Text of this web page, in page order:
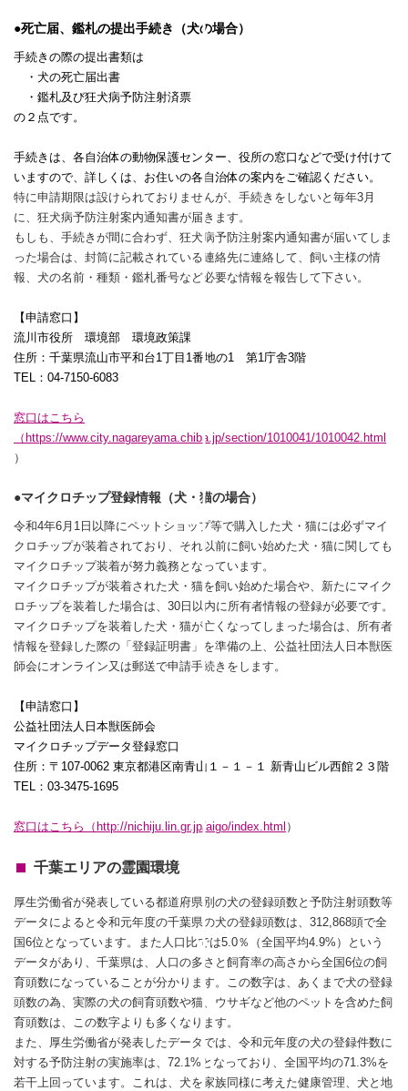
●死亡届、鑑札の提出手続き（犬の場合）
手続きの際の提出書類は
・犬の死亡届出書
・鑑札及び狂犬病予防注射済票
の２点です。
手続きは、各自治体の動物保護センター、役所の窓口などで受け付けて
いますので、詳しくは、お住いの各自治体の案内をご確認ください。
特に申請期限は設けられておりませんが、手続きをしないと毎年3月
に、狂犬病予防注射案内通知書が届きます。
もしも、手続きが間に合わず、狂犬病予防注射案内通知書が届いてしま
った場合は、封筒に記載されている連絡先に連絡して、飼い主様の情
報、犬の名前・種類・鑑札番号など必要な情報を報告して下さい。
【申請窓口】
流川市役所 環境部 環境政策課
住所：千葉県流山市平和台1丁目1番地の1 第1庁舎3階
TEL ： 04-7150-6083
窓口はこちら
（ https://www.city.nagareyama.chiba.jp/section/1010041/1010042.html
）
●マイクロチップ登録情報（犬・猫の場合）
令和4年6月 1 日以降にペットショップ等で購入した犬・猫には必ずマイ
クロチップが装着されており、それ以前に飼い始めた犬・猫に関しても
マイクロチップ装着が努力義務となっています。
マイクロチップが装着された犬・猫を飼い始めた場合や、新たにマイク
ロチップを装着した場合は、 30 日以内に所有者情報の登録が必要です。
マイクロチップを装着した犬・猫が亡くなってしまった場合は、所有者
情報を登録した際の「登録証明書」を準備の上、公益社団法人日本獣医
師会にオンライン又は郵送で申請手続きをします。
【申請窓口】
公益社団法人日本獣医師会
マイクロチップデータ登録窓口
住所：〒 107-0062 東京都港区南青山１－１－１ 新青山ビル西館２３階
TEL ： 03-3475-1695
窓口はこちら（ http://nichiju.lin.gr.jp/aigo/index.html ）
千葉エリアの霊園環境
厚生労働省が発表している都道府県別の犬の登録頭数と予防注射頭数等
データによると令和元年度の千葉県の犬の登録頭数は、312,868頭で全
国6位となっています。また人口比では5.0％（全国平均4.9%）という
データがあり、千葉県は、人口の多さと飼育率の高さから全国6位の飼
育頭数になっていることが分かります。この数字は、あくまで犬の登録
頭数の為、実際の犬の飼育頭数や猫、ウサギなど他のペットを含めた飼
育頭数は、この数字よりも多くなります。
また、厚生労働省が発表したデータでは、令和元年度の犬の登録件数に
対する予防注射の実施率は、72.1%となっており、全国平均の71.3%を
若干上回っています。これは、犬を家族同様に考えた健康管理、犬と地